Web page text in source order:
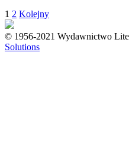
1 2 Kolejny
© 1956-2021 Wydawnictwo
Solutions